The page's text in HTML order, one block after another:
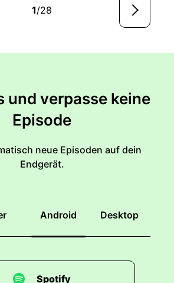
1/28
und verpasse keine
Episode
neue Episoden auf dein
Endgerät.
Android Desktop
Spotify